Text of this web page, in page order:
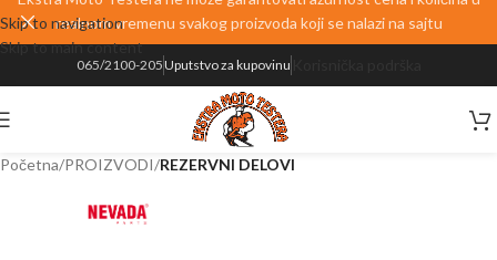
Skip to navigation
Skip to main content
realnom vremenu svakog proizvoda koji se nalazi na sajtu
065/2100-205Uputstvo za kupovinu
Početna PROIZVODI REZERVNI DELOVI